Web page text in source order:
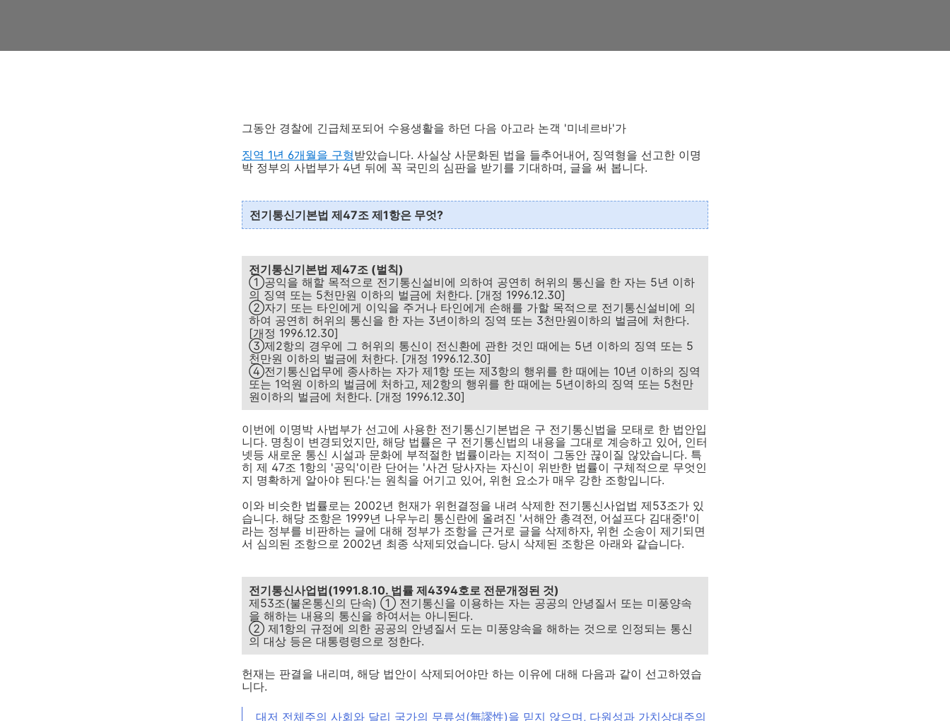
그동안 경찰에 긴급체포되어 수용생활을 하던 다음 아고라 논객 '미네르바'가
징역 1년 6개월을 구형받았습니다. 사실상 사문화된 법을 들추어내어, 징역형을 선고한 이명
박 정부의 사법부가 4년 뒤에 꼭 국민의 심판을 받기를 기대하며, 글을 써 봅니다.
전기통신기본법 제47조 제1항은 무엇?
전기통신기본법 제47조 (벌칙)
①공익을 해할 목적으로 전기통신설비에 의하여 공연히 허위의 통신을 한 자는 5년 이하
의 징역 또는 5천만원 이하의 벌금에 처한다. [개정 1996.12.30]
②자기 또는 타인에게 이익을 주거나 타인에게 손해를 가할 목적으로 전기통신설비에 의
하여 공연히 허위의 통신을 한 자는 3년이하의 징역 또는 3천만원이하의 벌금에 처한다.
[개정 1996.12.30]
③제2항의 경우에 그 허위의 통신이 전신환에 관한 것인 때에는 5년 이하의 징역 또는 5
천만원 이하의 벌금에 처한다. [개정 1996.12.30]
④전기통신업무에 종사하는 자가 제1항 또는 제3항의 행위를 한 때에는 10년 이하의 징역
또는 1억원 이하의 벌금에 처하고, 제2항의 행위를 한 때에는 5년이하의 징역 또는 5천만
원이하의 벌금에 처한다. [개정 1996.12.30]
이번에 이명박 사법부가 선고에 사용한 전기통신기본법은 구 전기통신법을 모태로 한 법안입
니다. 명칭이 변경되었지만, 해당 법률은 구 전기통신법의 내용을 그대로 계승하고 있어, 인터
넷등 새로운 통신 시설과 문화에 부적절한 법률이라는 지적이 그동안 끊이질 않았습니다. 특
히 제 47조 1항의 '공익'이란 단어는 '사건 당사자는 자신이 위반한 법률이 구체적으로 무엇인
지 명확하게 알아야 된다.'는 원칙을 어기고 있어, 위헌 요소가 매우 강한 조항입니다.
이와 비슷한 법률로는 2002년 헌재가 위헌결정을 내려 삭제한 전기통신사업법 제53조가 있
습니다. 해당 조항은 1999년 나우누리 통신란에 올려진 '서해안 총격전, 어설프다 김대중!'이
라는 정부를 비판하는 글에 대해 정부가 조항을 근거로 글을 삭제하자, 위헌 소송이 제기되면
서 심의된 조항으로 2002년 최종 삭제되었습니다. 당시 삭제된 조항은 아래와 같습니다.
전기통신사업법(1991.8.10. 법률 제4394호로 전문개정된 것)
제53조(불온통신의 단속) ① 전기통신을 이용하는 자는 공공의 안녕질서 또는 미풍양속
을 해하는 내용의 통신을 하여서는 아니된다.
② 제1항의 규정에 의한 공공의 안녕질서 도는 미풍양속을 해하는 것으로 인정되는 통신
의 대상 등은 대통령령으로 정한다.
헌재는 판결을 내리며, 해당 법안이 삭제되어야만 하는 이유에 대해 다음과 같이 선고하였습
니다.
대저 전체주의 사회와 달리 국가의 무류성(無謬性)을 믿지 않으며, 다원성과 가치상대주의